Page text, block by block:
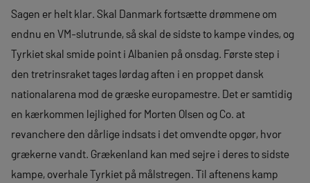
Sagen er helt klar. Skal Danmark fortsætte drømmene om
endnu en VM-slutrunde, så skal de sidste to kampe vindes, og
Tyrkiet skal smide point i Albanien på onsdag. Første step i
den tretrinsraket tages lørdag aften i en proppet dansk
nationalarena mod de græske europamestre. Det er samtidig
en kærkommen lejlighed for Morten Olsen og Co. at
revanchere den dårlige indsats i det omvendte opgør, hvor
grækerne vandt. Grækenland kan med sejre i deres to sidste
kampe, overhale Tyrkiet på målstregen. Til aftenens kamp